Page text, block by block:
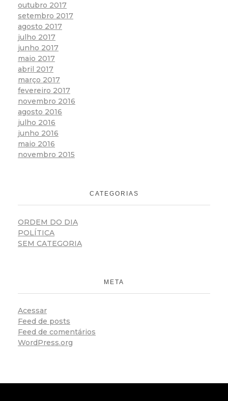
outubro 2017
setembro 2017
agosto 2017
julho 2017
junho 2017
maio 2017
abril 2017
março 2017
fevereiro 2017
novembro 2016
agosto 2016
julho 2016
junho 2016
maio 2016
novembro 2015
CATEGORIAS
ORDEM DO DIA
POLÍTICA
SEM CATEGORIA
META
Acessar
Feed de posts
Feed de comentários
WordPress.org